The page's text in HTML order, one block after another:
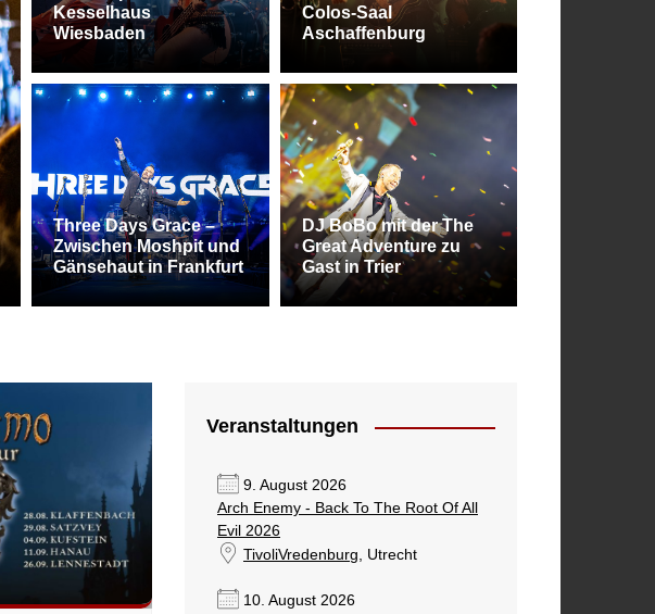
RVBang Festival 2026 – Balingen bleibt die
Hochburg des Südens
Kesselhaus
Wiesbaden
Colos-Saal
Aschaffenburg
Three Days Grace –
Zwischen Moshpit und
Gänsehaut in Frankfurt
DJ BoBo mit der The
Great Adventure zu
Gast in Trier
Veranstaltungen
9. August 2026
Arch Enemy - Back To The Root Of All
Evil 2026
TivoliVredenburg, Utrecht
10. August 2026